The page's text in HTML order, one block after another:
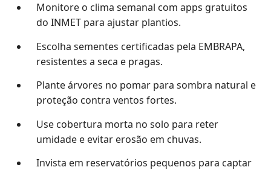
Monitore o clima semanal com apps gratuitos
do INMET para ajustar plantios.
Escolha sementes certificadas pela EMBRAPA,
resistentes a seca e pragas.
Plante árvores no pomar para sombra natural e
proteção contra ventos fortes.
Use cobertura morta no solo para reter
umidade e evitar erosão em chuvas.
Invista em reservatórios pequenos para captar